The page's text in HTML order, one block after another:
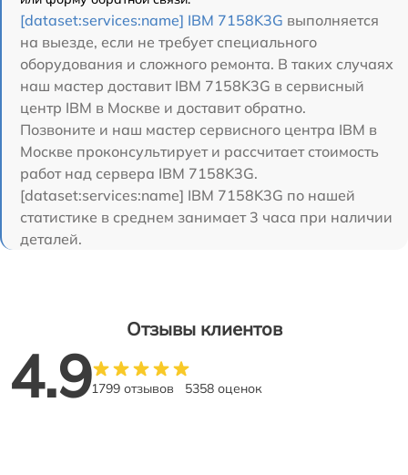
[dataset:services:name] IBM 7158K3G выполняется
на выезде, если не требует специального
оборудования и сложного ремонта. В таких случаях
наш мастер доставит IBM 7158K3G в сервисный
центр IBM в Москве и доставит обратно.
Позвоните и наш мастер сервисного центра IBM в
Москве проконсультирует и рассчитает стоимость
работ над сервера IBM 7158K3G.
[dataset:services:name] IBM 7158K3G по нашей
статистике в среднем занимает 3 часа при наличии
деталей.
Отзывы клиентов
4.91799 отзывов 5358 оценок